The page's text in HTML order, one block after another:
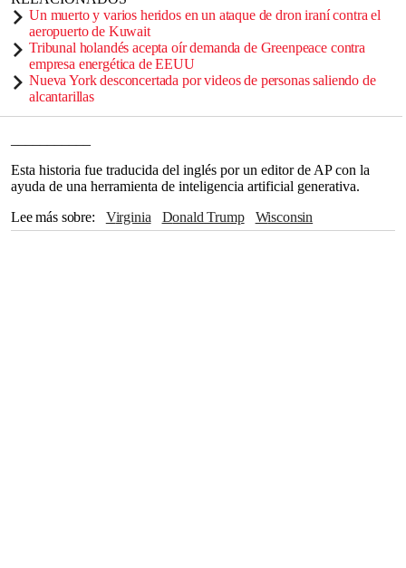
Un muerto y varios heridos en un ataque de dron iraní contra el
aeropuerto de Kuwait
Tribunal holandés acepta oír demanda de Greenpeace contra
empresa energética de EEUU
Nueva York desconcertada por videos de personas saliendo de
alcantarillas
Esta historia fue traducida del inglés por un editor de AP con la
ayuda de una herramienta de inteligencia artificial generativa.
Lee más sobre
Virginia Donald Trump
Wisconsin